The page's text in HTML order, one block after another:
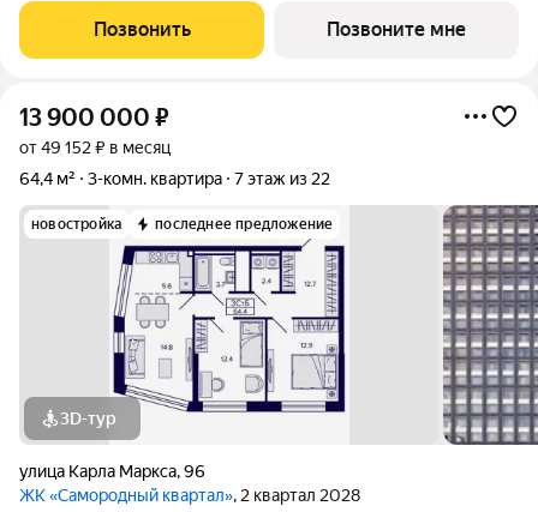
геометрией фасадов. Внутренний двор и места общего
пользования также содержат стилистические
Позвонить Позвоните мне
13 900 000 ₽
от 49 152 ₽ в месяц
64,4 м²
3-комн. квартира 7 этаж из 22
новостройка последнее предложение
3D-тур
улица Карла Маркса,96
ЖК «Самородный квартал», 2 квартал 2028